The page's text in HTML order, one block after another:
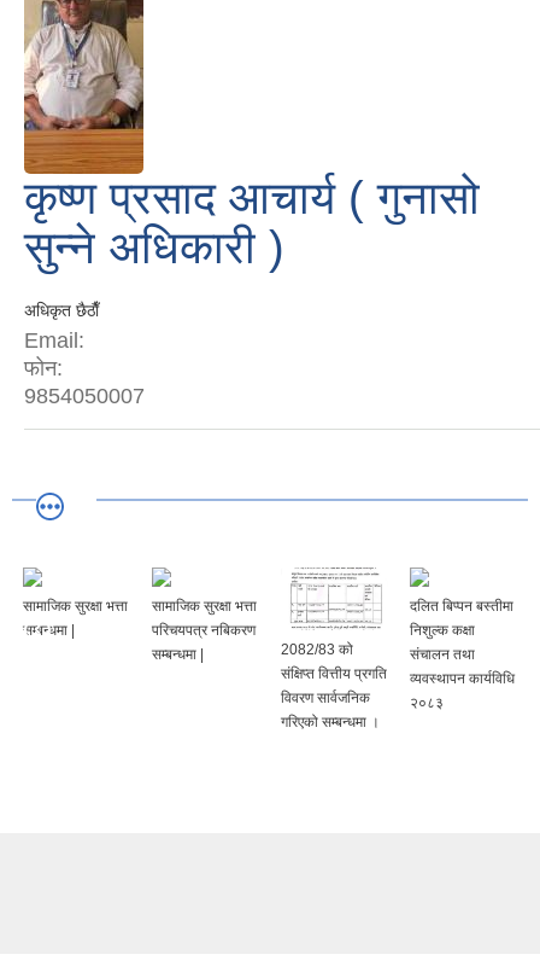
कृष्ण प्रसाद आचार्य ( गुनासो
सुन्ने अधिकारी )
अधिकृत छैठाैँ
Email:
फोन:
9854050007
सामाजिक सुरक्षा भत्ता
सम्बन्धमा |
सामाजिक सुरक्षा भत्ता
परिचयपत्र नबिकरण
सम्बन्धमा |
2082/83 को
संक्षिप्त वित्तीय प्रगति
विवरण सार्वजनिक
गरिएको सम्बन्धमा ।
दलित बिप्पन बस्तीमा
निशुल्क कक्षा
संचालन तथा
व्यवस्थापन कार्यविधि
२०८३